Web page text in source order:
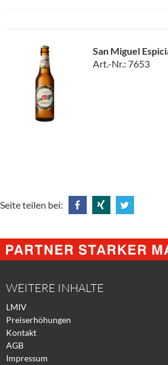
San Miguel
Art.-Nr.: 7653
Seite teilen bei:
@
Facebook
@
Xing
@
Twitter
WEITERE INHALTE
LMIV
Preiserhöhungen
Kontakt
AGB
Impressum